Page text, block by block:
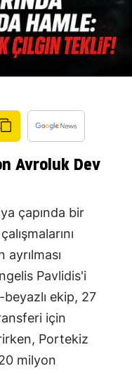
Avroluk Dev
çapında bir
Pavlidis'i
beyazlı ekip, 27
için
Portekiz
milyon